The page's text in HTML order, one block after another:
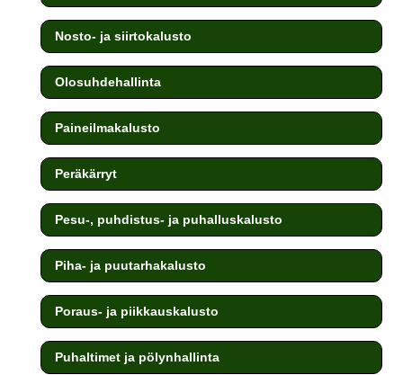
Nosto- ja siirtokalusto
Olosuhdehallinta
Paineilmakalusto
Peräkärryt
Pesu-, puhdistus- ja puhalluskalusto
Piha- ja puutarhakalusto
Poraus- ja piikkauskalusto
Puhaltimet ja pölynhallinta